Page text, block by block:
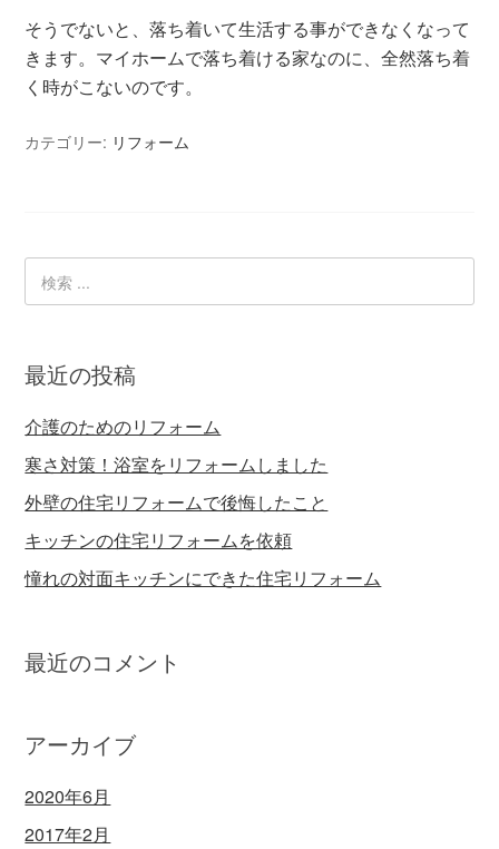
そうでないと、落ち着いて生活する事ができなくなって
きます。マイホームで落ち着ける家なのに、全然落ち着
く時がこないのです。
カテゴリー: リフォーム
最近の投稿
介護のためのリフォーム
寒さ対策！浴室をリフォームしました
外壁の住宅リフォームで後悔したこと
キッチンの住宅リフォームを依頼
憧れの対面キッチンにできた住宅リフォーム
最近のコメント
アーカイブ
2020年6月
2017年2月